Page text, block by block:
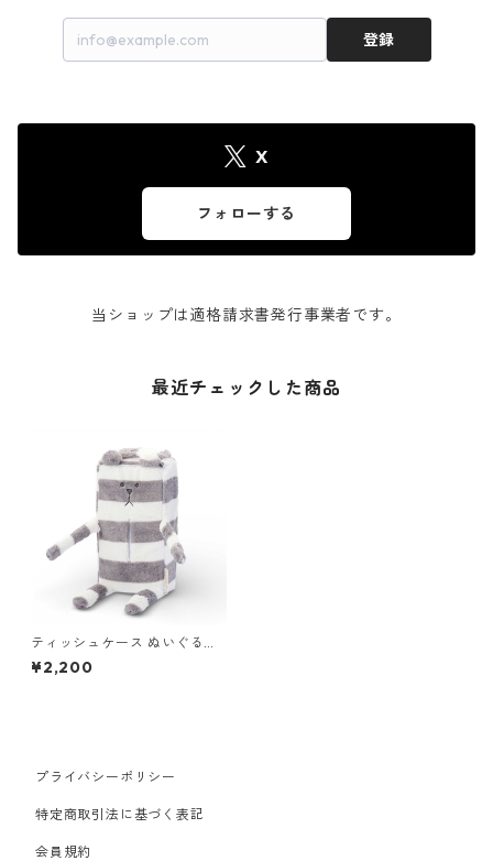
登録
X
フォローする
当ショップは適格請求書発行事業者です。
最近チェックした商品
ティッシュケース ぬいぐるみ
クラフトホリック CRAFTHOL
IC ティッシュボックスカバー
¥2,200
プライバシーポリシー
特定商取引法に基づく表記
会員規約